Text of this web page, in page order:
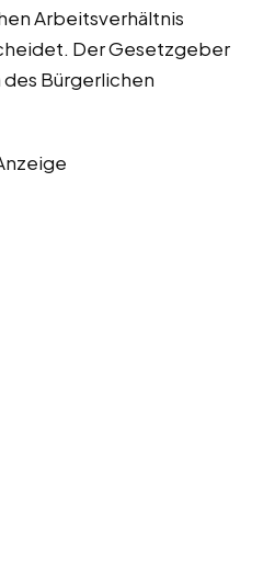
Arbeitsverhältnis
Der Gesetzgeber
des Bürgerlichen